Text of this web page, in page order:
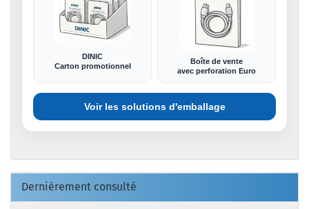
DINIC
Carton promotionnel
Boîte de vente
avec perforation Euro
Voir les solutions d'emballage
Dernièrement consulté